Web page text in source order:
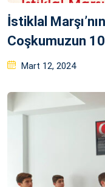
İstiklal
Coşkumuzun
Posted
Mart 12, 2024